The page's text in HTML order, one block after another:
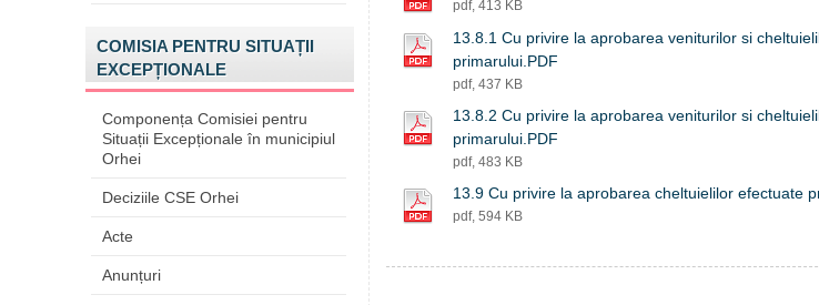
COMISIA PENTRU SITUAȚII
EXCEPȚIONALE
Componența Comisiei pentru
Situații Excepționale în municipiul
Orhei
Deciziile CSE Orhei
Acte
Anunțuri
pdf, 413 KB
13.8.1 Cu privire la aprobarea veniturilor si
primarului.PDF
pdf, 437 KB
13.8.2 Cu privire la aprobarea veniturilor si
primarului.PDF
pdf, 483 KB
13.9 Cu privire la aprobarea cheltuielilor efectuate
pdf, 594 KB